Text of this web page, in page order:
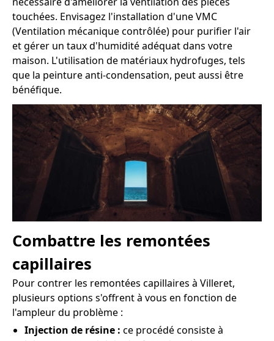
touchées. Envisagez l'installation d'une VMC
(Ventilation mécanique contrôlée) pour purifier l'air
et gérer un taux d'humidité adéquat dans votre
maison. L'utilisation de matériaux hydrofuges, tels
que la peinture anti-condensation, peut aussi être
bénéfique.
Combattre les remontées
capillaires
Pour contrer les remontées capillaires à Villeret,
plusieurs options s'offrent à vous en fonction de
l'ampleur du problème :
Injection de résine : ce procédé consiste à